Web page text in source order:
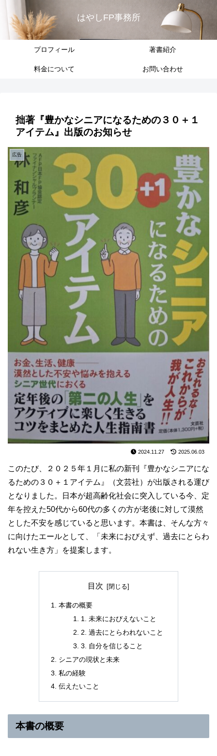
はやしFP事務所
プロフィール 著書紹介
料金について お問い合わせ
拙著『豊かなシニアになるための３０＋１
アイテム』出版のお知らせ
広告
2024.11.27 2025.06.03
このたび、２０２５年１月に私の新刊『豊かなシニアにな
るための３０＋１アイテム』（文芸社）が出版される運び
となりました。日本が超高齢化社会に突入している今、定
年を控えた50代から60代の多くの方が老後に対して漠然
とした不安を感じていると思います。本書は、そんな方々
に向けたエールとして、「未来におびえず、過去にとらわ
れない生き方」を提案します。
目次
本書の概要
1. 未来におびえないこと
2. 過去にとらわれないこと
3. 自分を信じること
シニアの現状と未来
私の経験
伝えたいこと
本書の概要